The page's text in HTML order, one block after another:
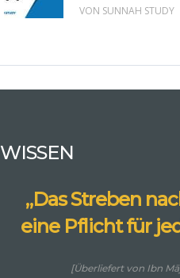
VON SUNNAH STUDY
WISSEN
„Das Streben
eine Pflicht für
[Überliefert von Ibn